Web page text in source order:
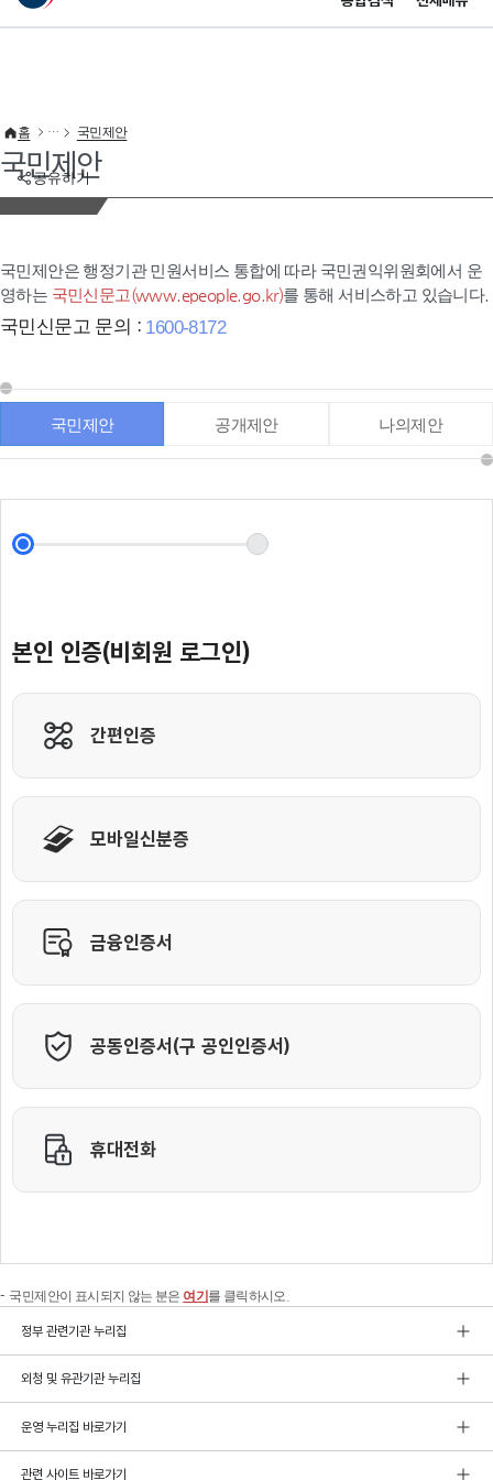
이 누리집은 대한민국 공식 전자정부 누리집입니다.
공유하기
홈 국민제안
국민제안
국민제안은 행정기관 민원서비스 통합에 따라 국민권익위원회에서 운
영하는 국민신문고(www.epeople.go.kr)를 통해 서비스하고 있습니다.
국민신문고 문의 : 1600-8172
국민제안 공개제안 나의제안
국민제안이 표시되지 않는 분은 여기 를 클릭하시오.
정부 관련기관 누리집
외청 및 유관기관 누리집
운영 누리집 바로가기
관련 사이트 바로가기